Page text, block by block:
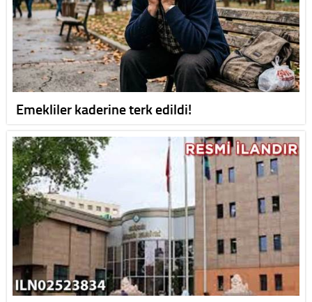
Emekliler kaderine terk edildi!